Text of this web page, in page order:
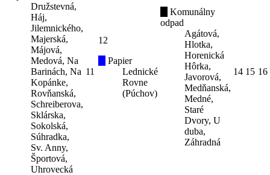
Družstevná,
Háj,
Jilemnického,
Majerská,
Májová,
Medová, Na
Barinách, Na
Kopánke,
Rovňanská,
Schreiberova,
Sklárska,
Sokolská,
Súhradka,
Sv. Anny,
Športová,
Uhrovecká
11
12
Papier
Lednické
Rovne
(Púchov)
Komunálny
odpad
Agátová,
Hlotka,
Horenická
Hôrka,
Javorová,
Medňanská,
Medné,
Staré
Dvory, U
duba,
Záhradná
14 15 16